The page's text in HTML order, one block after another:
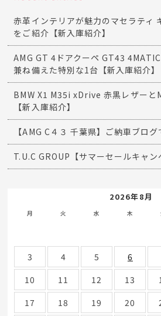
赤革インテリアが魅力のマセラティ
をご紹介【新入庫紹介】
AMG GT 4ドアクーペ GT43
兼ね備えた特別な1台【新入庫紹介】
BMW X1 M35i xDrive 赤黒レザーと
【新入庫紹介】
【AMG C４３ 千葉県】ご納車ブロ
T.U.C GROUP【サマーセールキャン
2026年8月
月 火 水 木
3
4 5 6
10
11 12 13
17
18 19 20